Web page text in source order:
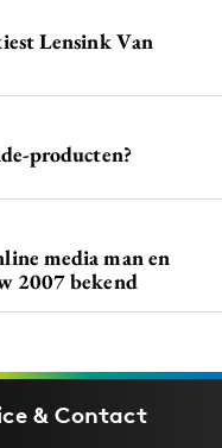
Lensink Van
producten?
media man en
2007 bekend
& Contact